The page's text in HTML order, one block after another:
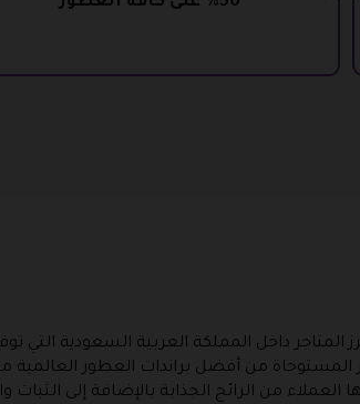
داخل المملكة العربية السعودية التي
من أفضل براندات العطور العالمية
من الرائج الجذابة بالإضافة إلى